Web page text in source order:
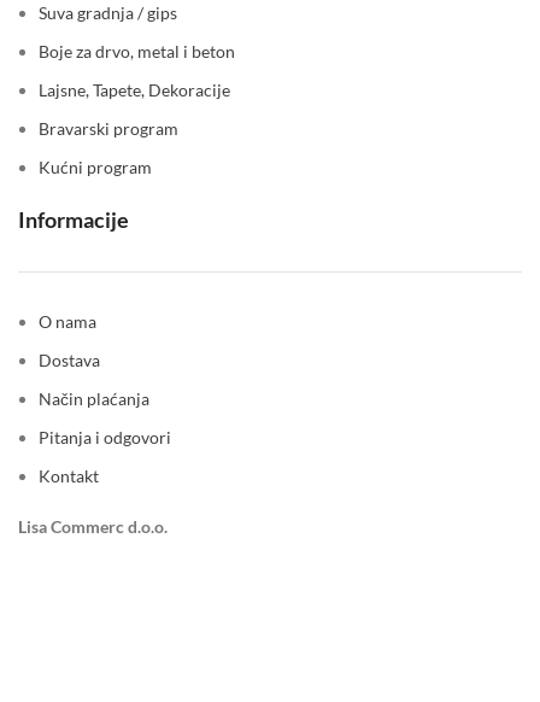
Suva gradnja / gips
Boje za drvo, metal i beton
Lajsne, Tapete, Dekoracije
Bravarski program
Kućni program
Informacije
O nama
Dostava
Način plaćanja
Pitanja i odgovori
Kontakt
Lisa Commerc d.o.o.